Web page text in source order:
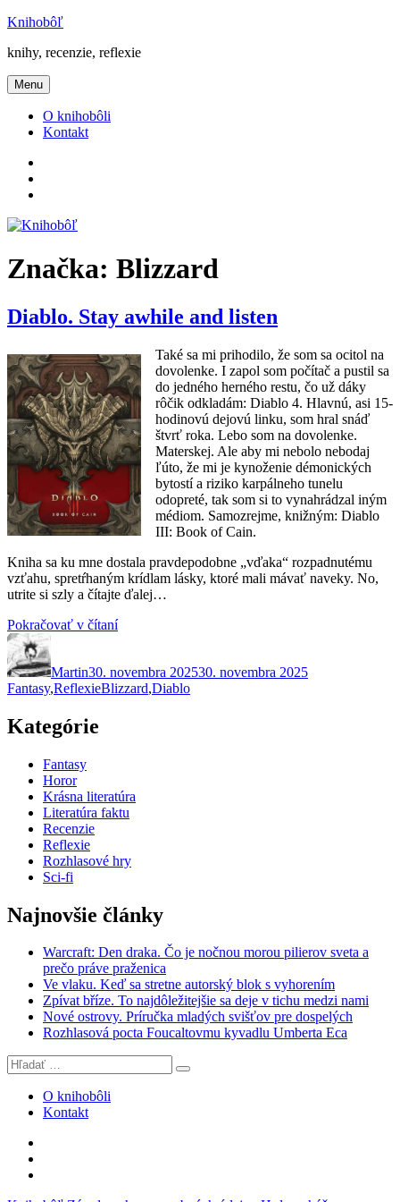
Prejsť
obsah
Knihobôľ
knihy, recenzie, reflexie
Menu
O knihobôli
Kontakt
Značka: Blizzard
Diablo. Stay awhile and listen
Také sa mi prihodilo, že som sa ocitol na
dovolenke. I zapol som počítač a pustil sa
do jedného herného restu, čo už dáky
rôčik odkladám: Diablo 4. Hlavnú, asi 15-
hodinovú dejovú linku, som hral snáď
štvrť roka. Lebo som na dovolenke.
Materskej. Ale aby mi nebolo nebodaj
ľúto, že mi je kynoženie démonických
bytostí a riziko karpálneho tunelu
odopreté, tak som si to vynahrádzal iným
médiom. Samozrejme, knižným: Diablo
III: Book of Cain.
Kniha sa ku mne dostala pravdepodobne „vďaka“ rozpadnutému
vzťahu, spretŕhaným krídlam lásky, ktoré mali mávať naveky. No,
utrite si szly a čítajte ďalej…
Pokračovať v čítaní„Diablo.
and
listen“
Autor
Martin30. novembra 202530. novembra 2025
Fantasy,ReflexieZnačky
Blizzard,Diablo
Kategórie
Fantasy
Horor
Krásna literatúra
Literatúra faktu
Recenzie
Reflexie
Rozhlasové hry
Sci-fi
Najnovšie články
Warcraft: Den draka. Čo je nočnou morou pilierov sveta a
prečo práve praženica
Ve vlaku. Keď sa stretne autorský blok s vyhorením
Zpívat bříze. To najdôležitejšie sa deje v tichu medzi nami
Nové ostrovy. Príručka mladých svišťov pre dospelých
Rozhlasová pocta Foucaltovmu kyvadlu Umberta Eca
Hľadať:
Vyhľadávanie
O knihobôli
Kontakt